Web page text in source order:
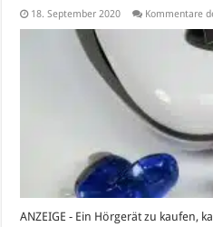
18. September 2020 Kommentare
ANZEIGE - Ein Hörgerät zu kaufen,